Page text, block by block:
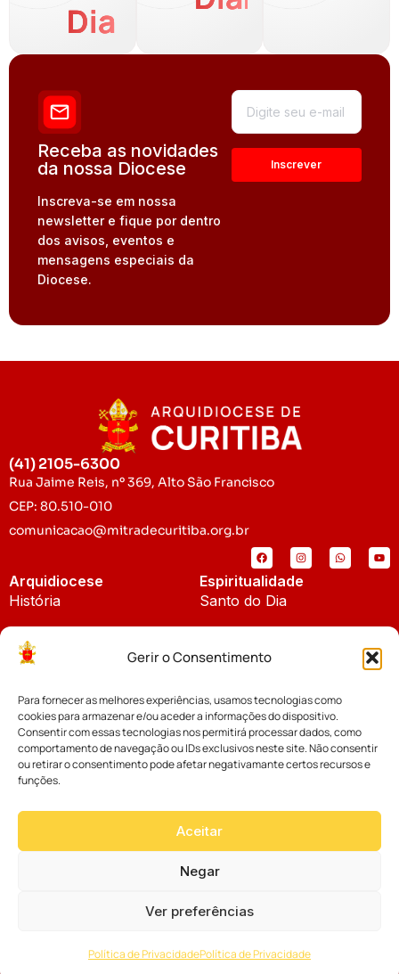
Gerir o Consentimento
Para fornecer as melhores experiências, usamos tecnologias como
cookies para armazenar e/ou aceder a informações do dispositivo.
Consentir com essas tecnologias nos permitirá processar dados, como
comportamento de navegação ou IDs exclusivos neste site. Não consentir
ou retirar o consentimento pode afetar negativamante certos recursos e
funções.
Aceitar
Negar
Ver preferências
Política de PrivacidadePolítica de Privacidade
Dia
Receba as novidades
da nossa Diocese
Inscreva-se em nossa
newsletter e fique por dentro
dos avisos, eventos e
mensagens especiais da
Diocese.
(41) 2105-6300
Rua Jaime Reis, nº 369, Alto São Francisco
CEP: 80.510-010
comunicacao@mitradecuritiba.org.br
Arquidiocese
História
Padroeira
Espiritualidade
Santo do Dia
Notícias
Notícias da Arquidiocese
Notícias Cáritas
Palavra dos Bispos
Cúria Diocesana
Fundo Diocesano
Vicariatos da Educação
Eventos
por